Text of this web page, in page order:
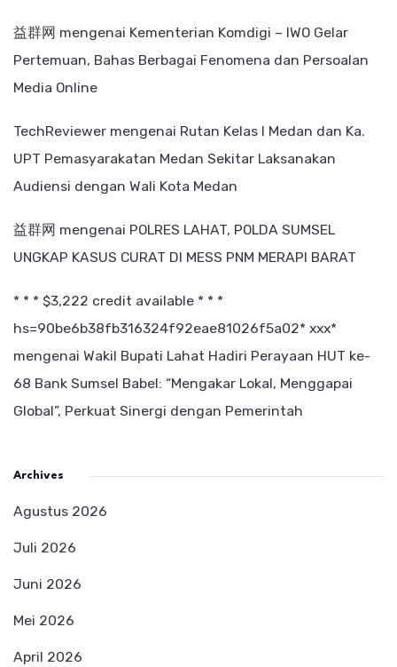
益群网 mengenai Kementerian Komdigi – IWO Gelar
Pertemuan, Bahas Berbagai Fenomena dan Persoalan
Media Online
TechReviewer mengenai Rutan Kelas I Medan dan Ka.
UPT Pemasyarakatan Medan Sekitar Laksanakan
Audiensi dengan Wali Kota Medan
益群网 mengenai POLRES LAHAT, POLDA SUMSEL
UNGKAP KASUS CURAT DI MESS PNM MERAPI BARAT
* * * $3,222 credit available * * *
hs=90be6b38fb316324f92eae81026f5a02* ххх*
mengenai Wakil Bupati Lahat Hadiri Perayaan HUT ke-
68 Bank Sumsel Babel: “Mengakar Lokal, Menggapai
Global”, Perkuat Sinergi dengan Pemerintah
Archives
Agustus 2026
Juli 2026
Juni 2026
Mei 2026
April 2026